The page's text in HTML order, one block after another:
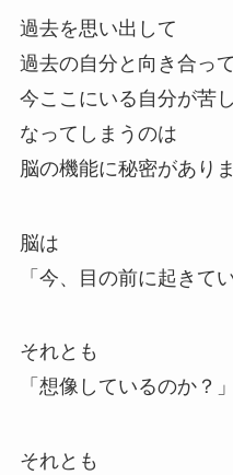
過去を思い出して
過去の自分と向き合っ
今ここにいる自分が苦
なってしまうのは
脳の機能に秘密があり
脳は
「今、目の前に起きて
それとも
「想像しているのか？」
それとも